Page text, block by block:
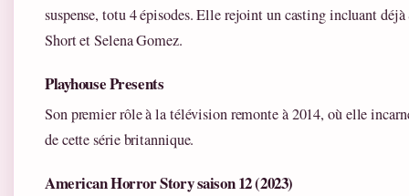
suspense, totu 4 épisodes. Elle rejoint un casting incluant
Short et Selena Gomez.
Playhouse Presents
Son premier rôle à la télévision remonte à 2014, où elle
de cette série britannique.
American Horror Story saison 12 (2023)